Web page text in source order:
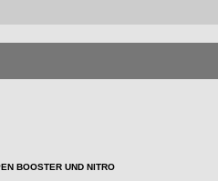
BOOSTER UND NITRO